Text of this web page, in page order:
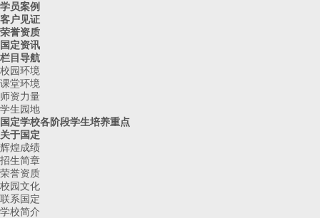
学员案例
客户见证
荣誉资质
国定资讯
栏目导航
校园环境
课堂环境
师资力量
学生园地
国定学校各阶段学生培养重点
关于国定
辉煌成绩
招生简章
荣誉资质
校园文化
联系国定
学校简介